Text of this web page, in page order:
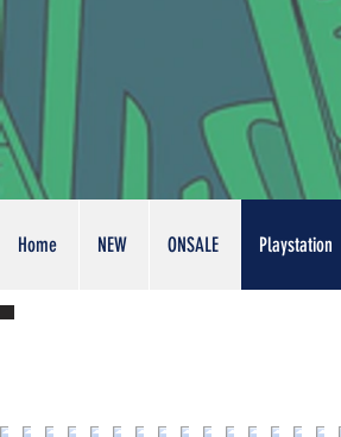
Home NEW ONSALE Playstation